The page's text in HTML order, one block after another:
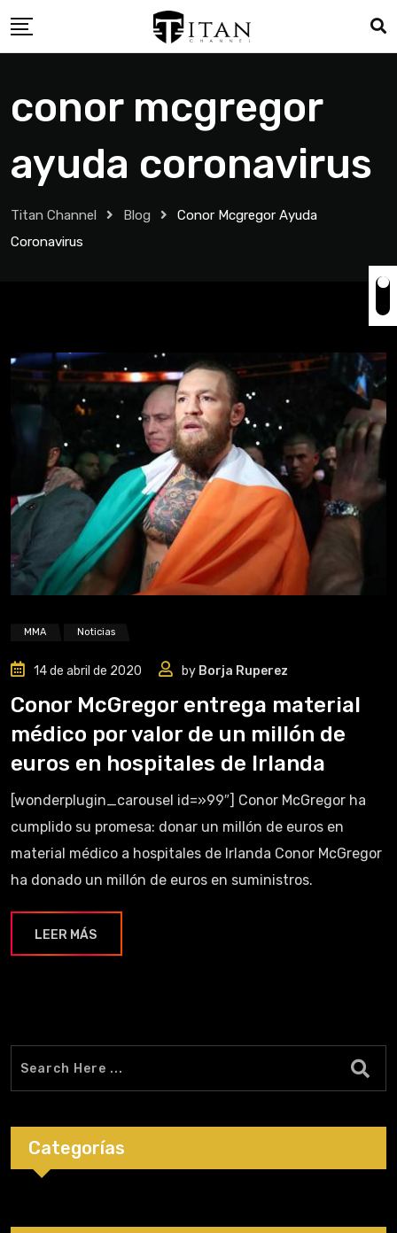
conor mcgregor
ayuda coronavirus
Titan Channel Blog
Conor Mcgregor Ayuda
Coronavirus
MMA Noticias
14 de abril de 2020 by Borja Ruperez
Conor McGregor entrega material
médico por valor de un millón de
euros en hospitales de Irlanda
[wonderplugin_carousel id=»99″] Conor McGregor ha
cumplido su promesa: donar un millón de euros en
material médico a hospitales de Irlanda Conor McGregor
ha donado un millón de euros en suministros.
LEER MÁS
Categorías